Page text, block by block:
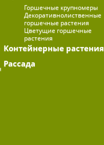
Горшечные крупномеры
Декоративнолиственные
горшечные растения
Цветущие горшечные
растения
Контейнерные растения
Рассада